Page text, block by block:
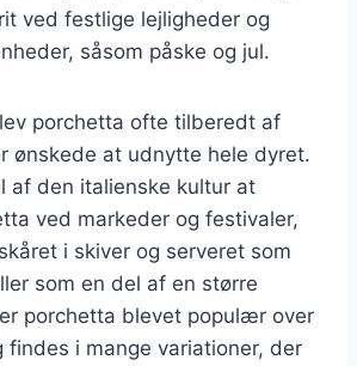
ved festlige lejligheder og
såsom påske og jul.
porchetta ofte tilberedt af
ønskede at udnytte hele dyret.
af den italienske kultur at
ved markeder og festivaler,
i skiver og serveret som
som en del af en større
porchetta blevet populær over
findes i mange variationer, der